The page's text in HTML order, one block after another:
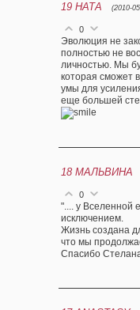
19 НАТА (2010-
0
Эволюция не
полностью не
личностью. Мы
которая сможет
умы для
еще большей
18 МАЛЬВИНА
0
".... у Вселенной
исключением.
Жизнь создана
что мы
Спасибо